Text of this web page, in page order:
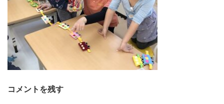
コメントを残す